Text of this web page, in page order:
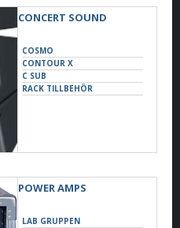
CONCERT SOUND
COSMO
CONTOUR X
C SUB
RACK TILLBEHÖR
POWER AMPS
LAB GRUPPEN